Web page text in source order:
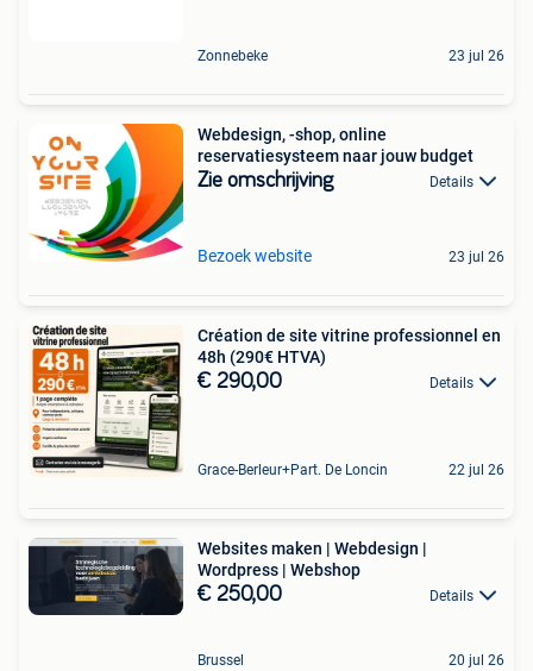
Zonnebeke 23 jul 26
Webdesign, -shop, online
reservatiesysteem naar jouw budget
Zie omschrijving Details
Bezoek website 23 jul 26
Création de site vitrine professionnel en
48h (290€ HTVA)
€ 290,00 Details
Grace-Berleur+Part. De Loncin 22 jul 26
Websites maken | Webdesign |
Wordpress | Webshop
€ 250,00 Details
Brussel 20 jul 26